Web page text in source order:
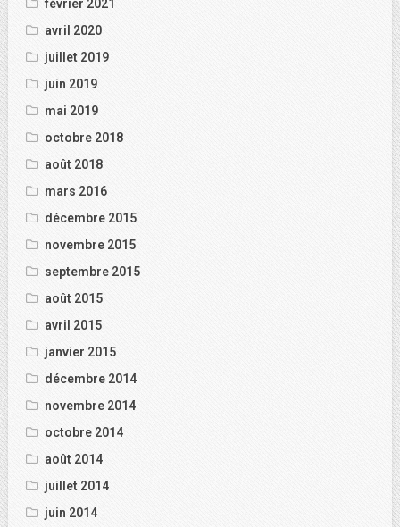
février 2021
avril 2020
juillet 2019
juin 2019
mai 2019
octobre 2018
août 2018
mars 2016
décembre 2015
novembre 2015
septembre 2015
août 2015
avril 2015
janvier 2015
décembre 2014
novembre 2014
octobre 2014
août 2014
juillet 2014
juin 2014